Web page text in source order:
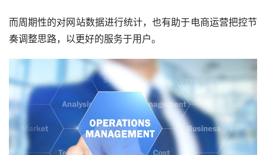
而周期性的对网站数据进行统计，也有助于电商运营把控节
奏调整思路，以更好的服务于用户。